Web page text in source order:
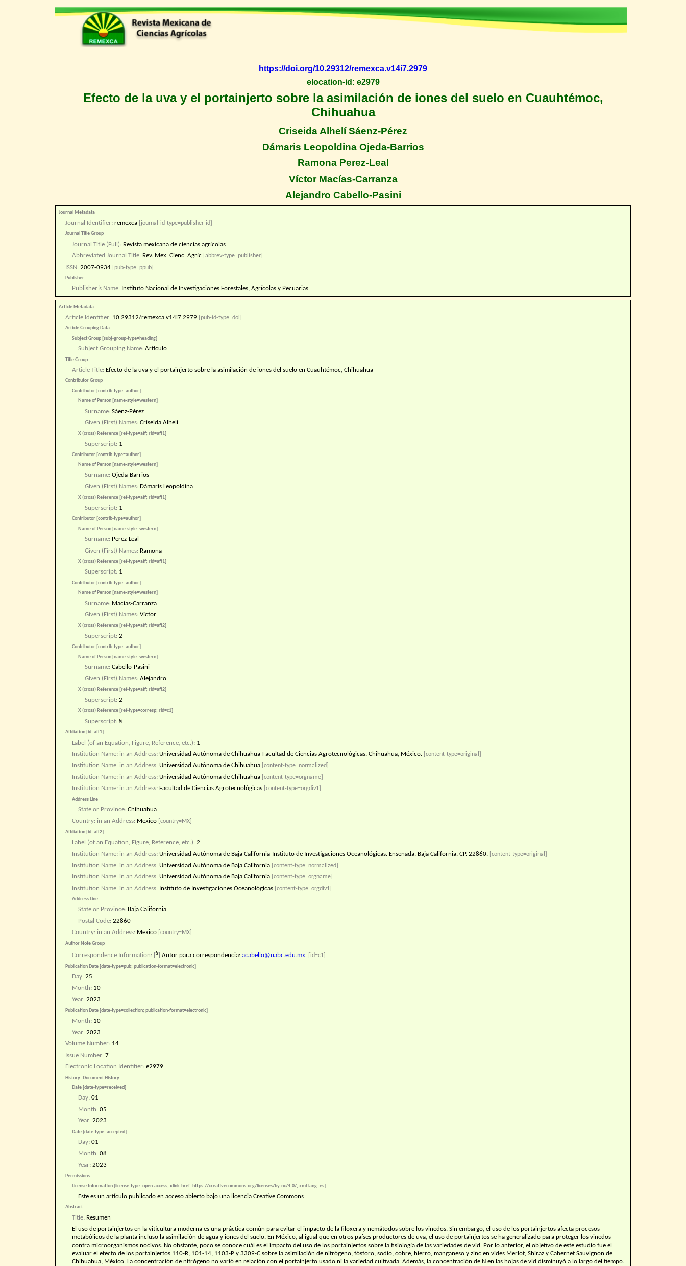
https://doi.org/10.29312/remexca.v14i7.2979
elocation-id: e2979
Efecto de la uva y el portainjerto sobre la asimilación de iones del suelo en Cuauhtémoc,
Chihuahua
Criseida Alhelí Sáenz-Pérez
Dámaris Leopoldina Ojeda-Barrios
Ramona Perez-Leal
Víctor Macías-Carranza
Alejandro Cabello-Pasini
Journal Metadata
Journal Identifier: remexca[journal-id-type=publisher-id]
Journal Title Group
Journal Title (Full): Revista mexicana de ciencias agrícolas
Abbreviated Journal Title: Rev. Mex. Cienc. Agríc [abbrev-type=publisher]
ISSN: 2007-0934[pub-type=ppub]
Publisher
Publisher’s Name: Instituto Nacional de Investigaciones Forestales, Agrícolas y Pecuarias
Article Metadata
Article Identifier: 10.29312/remexca.v14i7.2979[pub-id-type=doi]
Article Grouping Data
Subject Group [subj-group-type=heading]
Subject Grouping Name:Artículo
Title Group
Article Title: Efecto de la uva y el portainjerto sobre la asimilación de iones del suelo en Cuauhtémoc, Chihuahua
Contributor Group
Contributor [contrib-type=author]
Name of Person [name-style=western]
Surname:Sáenz-Pérez
Given (First) Names:Criseida Alhelí
X (cross) Reference [ref-type=aff; rid=aff1]
Superscript: 1
Contributor [contrib-type=author]
Name of Person [name-style=western]
Surname:Ojeda-Barrios
Given (First) Names: Dámaris Leopoldina
X (cross) Reference [ref-type=aff; rid=aff1]
Superscript: 1
Contributor [contrib-type=author]
Name of Person [name-style=western]
Surname: Perez-Leal
Given (First) Names: Ramona
X (cross) Reference [ref-type=aff; rid=aff1]
Superscript: 1
Contributor [contrib-type=author]
Name of Person [name-style=western]
Surname: Macías-Carranza
Given (First) Names:Víctor
X (cross) Reference [ref-type=aff; rid=aff2]
Superscript:2
Contributor [contrib-type=author]
Name of Person [name-style=western]
Surname:Cabello-Pasini
Given (First) Names:Alejandro
X (cross) Reference [ref-type=aff; rid=aff2]
Superscript:2
X (cross) Reference [ref-type=corresp; rid=c1]
Superscript:§
Affiliation [id=aff1]
Label (of an Equation, Figure, Reference, etc.): 1
Institution Name: in an Address: Universidad Autónoma de Chihuahua-Facultad de Ciencias Agrotecnológicas. Chihuahua, México.[content-type=original]
Institution Name: in an Address: Universidad Autónoma de Chihuahua[content-type=normalized]
Institution Name: in an Address: Universidad Autónoma de Chihuahua[content-type=orgname]
Institution Name: in an Address: Facultad de Ciencias Agrotecnológicas[content-type=orgdiv1]
Address Line
State or Province:Chihuahua
Country: in an Address: Mexico[country=MX]
Affiliation [id=aff2]
Label (of an Equation, Figure, Reference, etc.): 2
Institution Name: in an Address: Universidad Autónoma de Baja California-Instituto de Investigaciones Oceanológicas. Ensenada, Baja California. CP. 22860. [content-type=original]
Institution Name: in an Address: Universidad Autónoma de Baja California[content-type=normalized]
Institution Name: in an Address: Universidad Autónoma de Baja California[content-type=orgname]
Institution Name: in an Address: Instituto de Investigaciones Oceanológicas[content-type=orgdiv1]
Address Line
State or Province: Baja California
Postal Code:22860
Country: in an Address: Mexico[country=MX]
Author Note Group
Correspondence Information: §] Autor para correspondencia: acabello@uabc.edu.mx.[id=c1]
Publication Date [date-type=pub; publication-format=electronic]
Day: 25
Month: 10
Year: 2023
Publication Date [date-type=collection; publication-format=electronic]
Month: 10
Year: 2023
Volume Number: 14
Issue Number: 7
Electronic Location Identifier: e2979
History: Document History
Date [date-type=received]
Day:01
Month:05
Year:2023
Date [date-type=accepted]
Day:01
Month:08
Year:2023
Permissions
License Information [license-type=open-access; xlink:href=https://creativecommons.org/licenses/by-nc/4.0/; xml:lang=es]
Este es un artículo publicado en acceso abierto bajo una licencia Creative Commons
Abstract
Title: Resumen
El uso de portainjertos en la viticultura moderna es una práctica común para evitar el impacto de la filoxera y nemátodos sobre los viñedos. Sin embargo, el uso de los portainjertos afecta procesos
metabólicos de la planta incluso la asimilación de agua y iones del suelo. En México, al igual que en otros países productores de uva, el uso de portainjertos se ha generalizado para proteger los viñedos
contra microorganismos nocivos. No obstante, poco se conoce cuál es el impacto del uso de los portainjertos sobre la fisiología de las variedades de vid. Por lo anterior, el objetivo de este estudio fue el
evaluar el efecto de los portainjertos 110-R, 101-14, 1103-P y 3309-C sobre la asimilación de nitrógeno, fósforo, sodio, cobre, hierro, manganeso y zinc en vides Merlot, Shiraz y Cabernet Sauvignon de
Chihuahua, México. La concentración de nitrógeno no varió en relación con el portainjerto usado ni la variedad cultivada. Además, la concentración de N en las hojas de vid disminuyó a lo largo del tiempo.